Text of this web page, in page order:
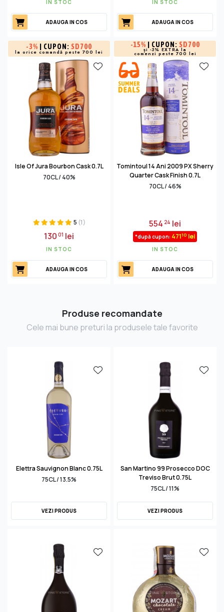
IN STOC
ADAUGA IN COS
IN STOC
ADAUGA IN COS
-3% | CUPON: SD700
la orice comandă peste 700 lei
Isle Of Jura Bourbon Cask 0.7L
70CL / 40%
5 (1)
13001 lei
IN STOC
ADAUGA IN COS
-15% | CUPON: SD700
și -3% EXTRA la
comenzi peste 700 lei
Tomintoul 14 Ani 2009 PX Sherry
Quarter Cask Finish 0.7L
70CL / 46%
554 24 lei
*după cupon: 47110 lei
IN STOC
ADAUGA IN COS
Produse recomandate
Cele mai bune preturi la produsele tale favorite
Elettra Sauvignon Blanc 0.75L
75CL / 13.5%
VEZI PRODUS
San Martino 99 Prosecco DOC
Treviso Brut 0.75L
75CL / 11%
VEZI PRODUS